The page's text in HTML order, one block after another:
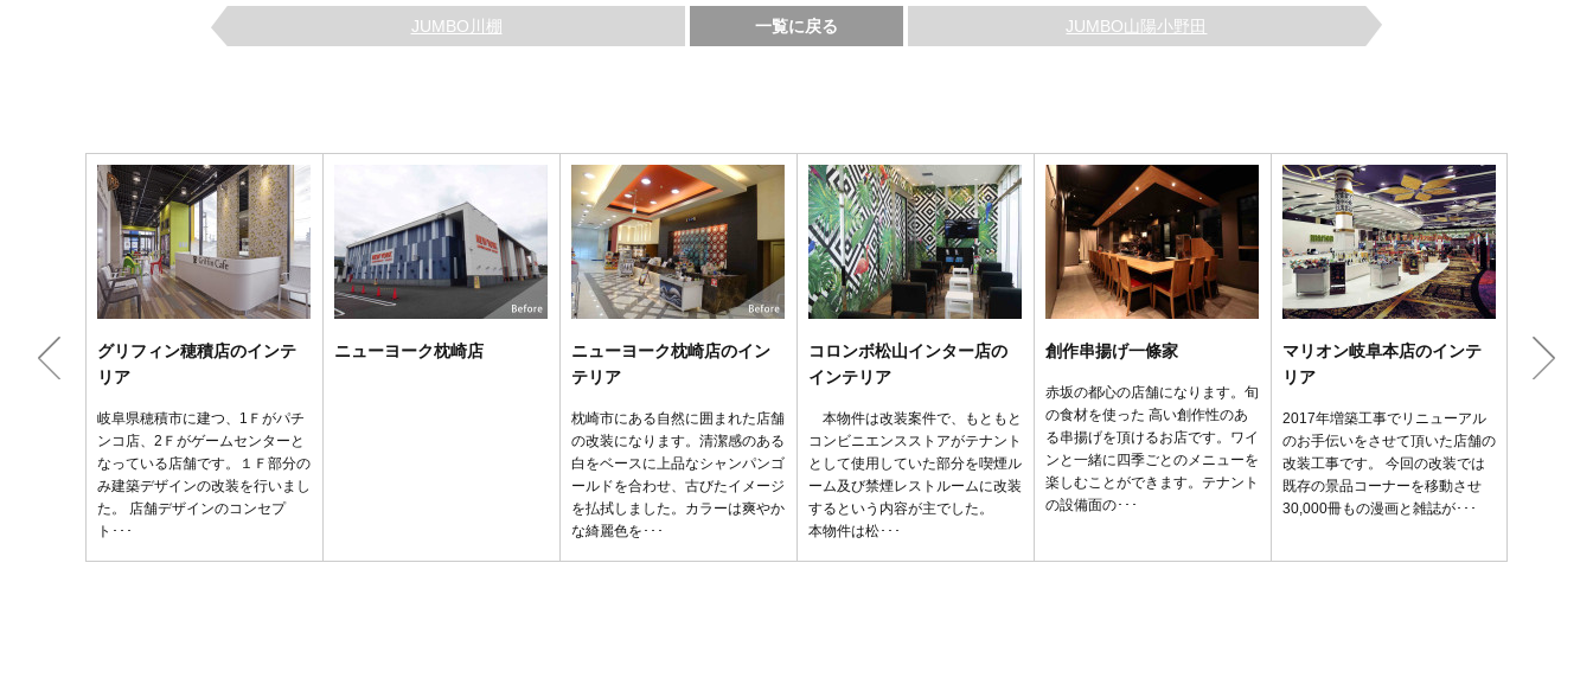
JUMBO川棚 一覧に戻る JUMBO山陽小野田
グリフィン穂積店のインテ
リア
岐阜県穂積市に建つ、1Ｆがパチ
ンコ店、2Ｆがゲームセンターと
なっている店舗です。１Ｆ部分の
み建築デザインの改装を行いまし
た。 店舗デザインのコンセプ
ト･･･
ニューヨーク枕崎店
ニューヨーク枕崎店のイン
テリア
枕崎市にある自然に囲まれた店舗
の改装になります。清潔感のある
白をベースに上品なシャンパンゴ
ールドを合わせ、古びたイメージ
を払拭しました。カラーは爽やか
な綺麗色を･･･
コロンボ松山インター店の
インテリア
本物件は改装案件で、もともと
コンビニエンスストアがテナント
として使用していた部分を喫煙ル
ーム及び禁煙レストルームに改装
するという内容が主でした。
本物件は松･･･
創作串揚げ一條家
赤坂の都心の店舗になります。旬
の食材を使った 高い創作性のあ
る串揚げを頂けるお店です。ワイ
ンと一緒に四季ごとのメニューを
楽しむことができます。テナント
の設備面の･･･
マリオン岐阜本店のインテ
リア
2017年増築工事でリニューアル
のお手伝いをさせて頂いた店舗の
改装工事です。 今回の改装では
既存の景品コーナーを移動させ
30,000冊もの漫画と雑誌が･･･
クラブ